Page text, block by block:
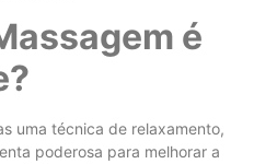
é
uma técnica de relaxamento,
poderosa para melhorar a